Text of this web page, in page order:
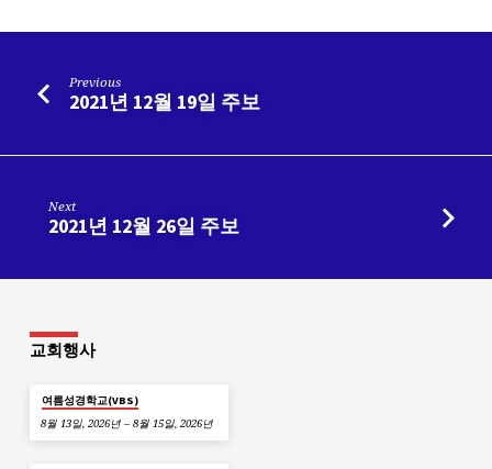
Previous
2021년 12월 19일 주보
Next
2021년 12월 26일 주보
교회행사
여름성경학교(VBS)
8월 13일, 2026년 – 8월 15일, 2026년